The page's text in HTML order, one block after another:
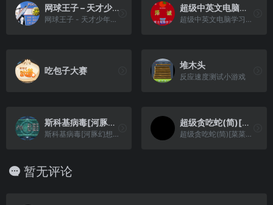
网球王子 – 天才少年学院[PGCG](简)(JP)(64Mb)
网球王子 - 天才少年学院[PGCG](简)(JP)(64Mb)
超级中英文电脑学习卡(v3.1)(简)[泽诚](CN)[ETC](4Mb)
超级中英文电脑学习卡(v3.1)(简)[泽诚](CN)[ETC](4Mb)
吃包子大赛
堆木头
反应速度测试小游戏
斯科基病毒[河豚幻想](简)(128Mb)
斯科基病毒[河豚幻想](简)(128Mb)
超级贪吃蛇(简)[菜菜学堂](CN)[ACT](0.43Mb)
超级贪吃蛇(简)[菜菜学堂](CN)[ACT](0.43Mb)
暂无评论